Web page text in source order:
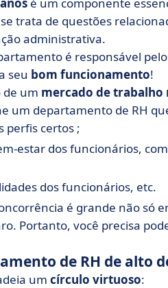
trata de questões
administrativa.
é responsável
seu bom funcionamento!
de um mercado de
um departamento de RH
perfis certos ;
estar dos funcionários,
dos funcionários, etc.
é grande não só
Portanto, você precisa
de RH de alto
um círculo virtuoso: